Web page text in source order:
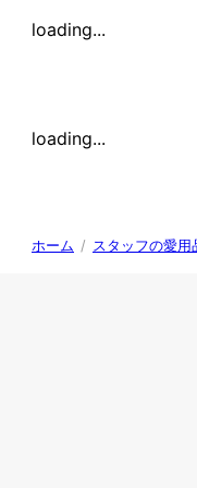
loading...
loading...
ホーム / スタッフの愛用